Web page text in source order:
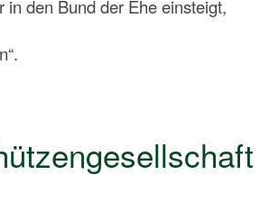
den Bund der Ehe einsteigt,